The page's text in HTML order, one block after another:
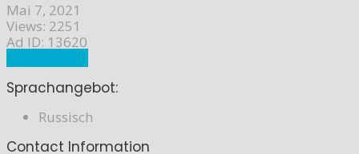
Mai 7, 2021
Views: 2251
Ad ID: 13620
Sprachangebot:
Russisch
Contact Information